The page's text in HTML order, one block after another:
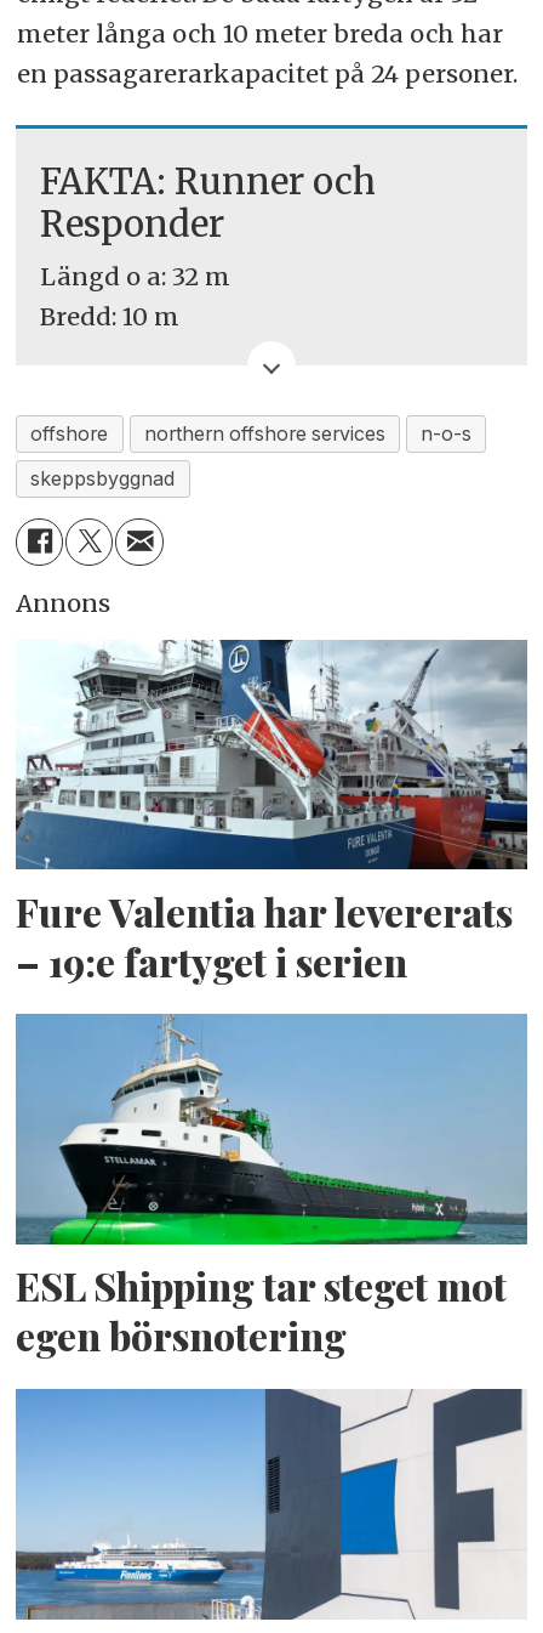
meter långa och 10 meter breda och har
en passagarerarkapacitet på 24 personer.
FAKTA: Runner och
Responder
Längd o a: 32 m
Bredd: 10 m
24 platser (förberedda för 32 platser)
Akterdäcksyta: 24 m²
Vy förut: 180 graders sikt
offshore northern offshore services
n-o-s
skeppsbyggnad
Annons
Fure Valentia har levererats
– 19:e fartyget i serien
ESL Shipping tar steget mot
egen börsnotering